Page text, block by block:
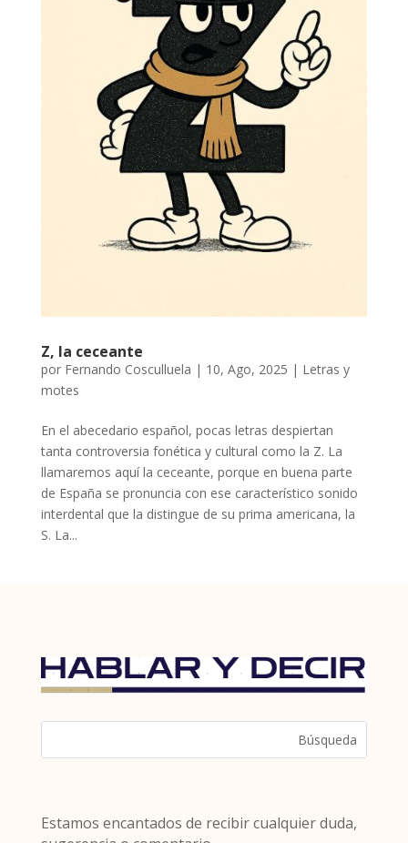
Z, la ceceante
por Fernando Cosculluela | 10, Ago, 2025 | Letras y
motes
En el abecedario español, pocas letras despiertan
tanta controversia fonética y cultural como la Z. La
llamaremos aquí la ceceante, porque en buena parte
de España se pronuncia con ese característico sonido
interdental que la distingue de su prima americana, la
S. La...
Estamos encantados de recibir cualquier duda,